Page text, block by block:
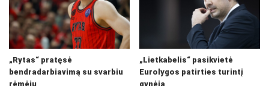
„Rytas“ pratęsė
bendradarbiavimą su svarbiu
rėmėju
„Lietkabelis“ pasikvietė
Eurolygos patirties turintį
gynėją